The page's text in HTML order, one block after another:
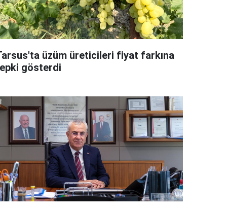
üzüm üreticileri fiyat farkına
gösterdi